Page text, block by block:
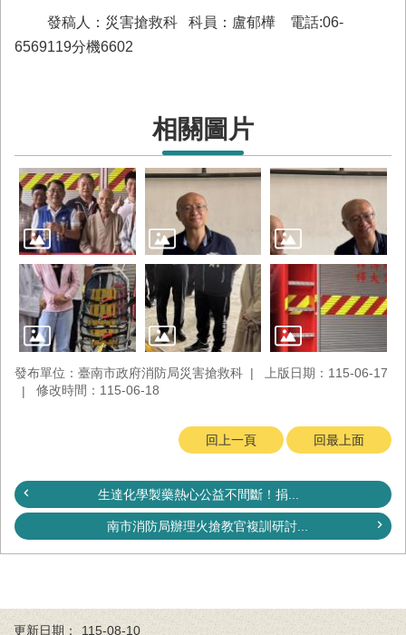
局
機
關
位
置
圖
隱
私
權
及
安
全
政
資
料
開
放
發稿人：災害搶救科 科員：盧郁樺 電話:06-
6569119分機6602
相關圖片
發布單位：臺南市政府消防局災害搶救科
上版日期：115-06-17
修改時間：115-06-18
回上一頁 回最上面
生達化學製藥熱心公益不間斷！捐...
南市消防局辦理火搶教官複訓研討...
更新日期： 115-08-10